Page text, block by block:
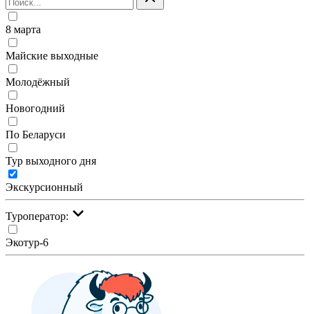
8 марта
Майские выходные
Молодёжный
Новогодний
По Беларуси
Тур выходного дня
Экскурсионный
Туроператор:
Экотур-6